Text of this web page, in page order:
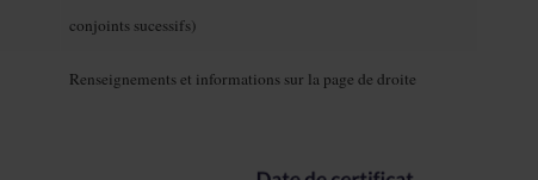
conjoints sucessifs)
Renseignements et informations sur la page de droite